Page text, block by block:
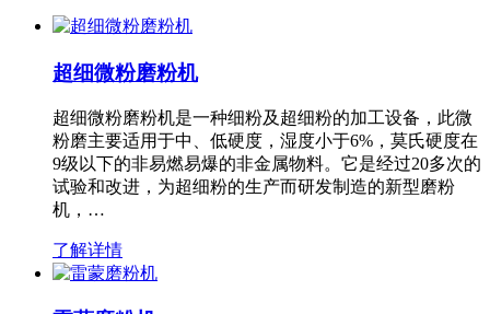
超细微粉磨粉机
超细微粉磨粉机是一种细粉及超细粉的加工设备，此微
粉磨主要适用于中、低硬度，湿度小于6%，莫氏硬度在
9级以下的非易燃易爆的非金属物料。它是经过20多次的
试验和改进，为超细粉的生产而研发制造的新型磨粉
机，…
了解详情